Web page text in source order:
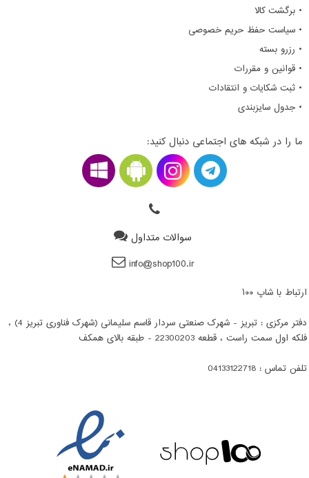
• برگشت کالا
• سیاست حفظ حریم خصوصی
• رزرو بسته
• قوانین و مقررات
• ثبت شکایات و انتقادات
• جدول سایزبندی
ما را در شبکه های اجتماعی دنبال کنید:
سوالات متداول
info@shop100.ir
ارتباط با شاپ ۱۰۰
دفتر مرکزی : تبریز - شهرک صنعتی سردار قاسم سلیمانی (شهرک فناوری تبریز 4) ،
فلکه اول سمت راست ، قطعه 22300203 - طبقه بالای همکف
تلفن تماس : 04133122718